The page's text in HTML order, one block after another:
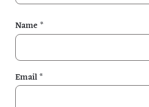
Name *
Email*